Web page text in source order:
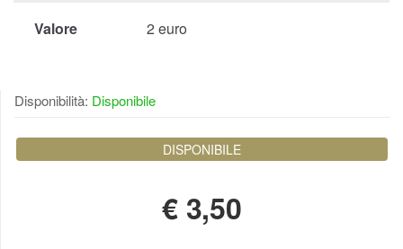
Valore 2 euro
Disponibilità: Disponibile
DISPONIBILE
€ 3,50